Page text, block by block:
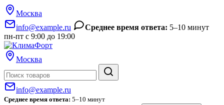
Москва
info@example.ru
Среднее время ответа: 5–10 минут
пн-пт с 9:00 до 19:00
Москва
info@example.ru
Среднее время ответа: 5–10 минут